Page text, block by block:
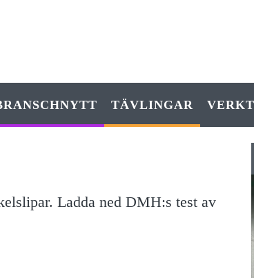
TÄVLINGAR
Ladda ned DMH:s test av